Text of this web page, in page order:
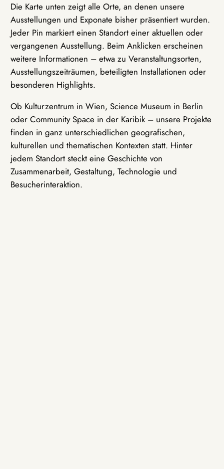
Die Karte unten zeigt alle Orte, an denen unsere
Ausstellungen und Exponate bisher präsentiert wurden.
Jeder Pin markiert einen Standort einer aktuellen oder
vergangenen Ausstellung. Beim Anklicken erscheinen
weitere Informationen – etwa zu Veranstaltungsorten,
Ausstellungszeiträumen, beteiligten Installationen oder
besonderen Highlights.
Ob Kulturzentrum in Wien, Science Museum in Berlin
oder Community Space in der Karibik – unsere Projekte
finden in ganz unterschiedlichen geografischen,
kulturellen und thematischen Kontexten statt. Hinter
jedem Standort steckt eine Geschichte von
Zusammenarbeit, Gestaltung, Technologie und
Besucherinteraktion.